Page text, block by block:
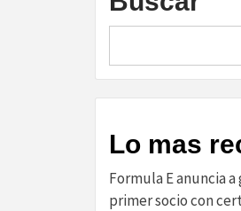
Lo mas
​Formula E anuncia
primer socio con